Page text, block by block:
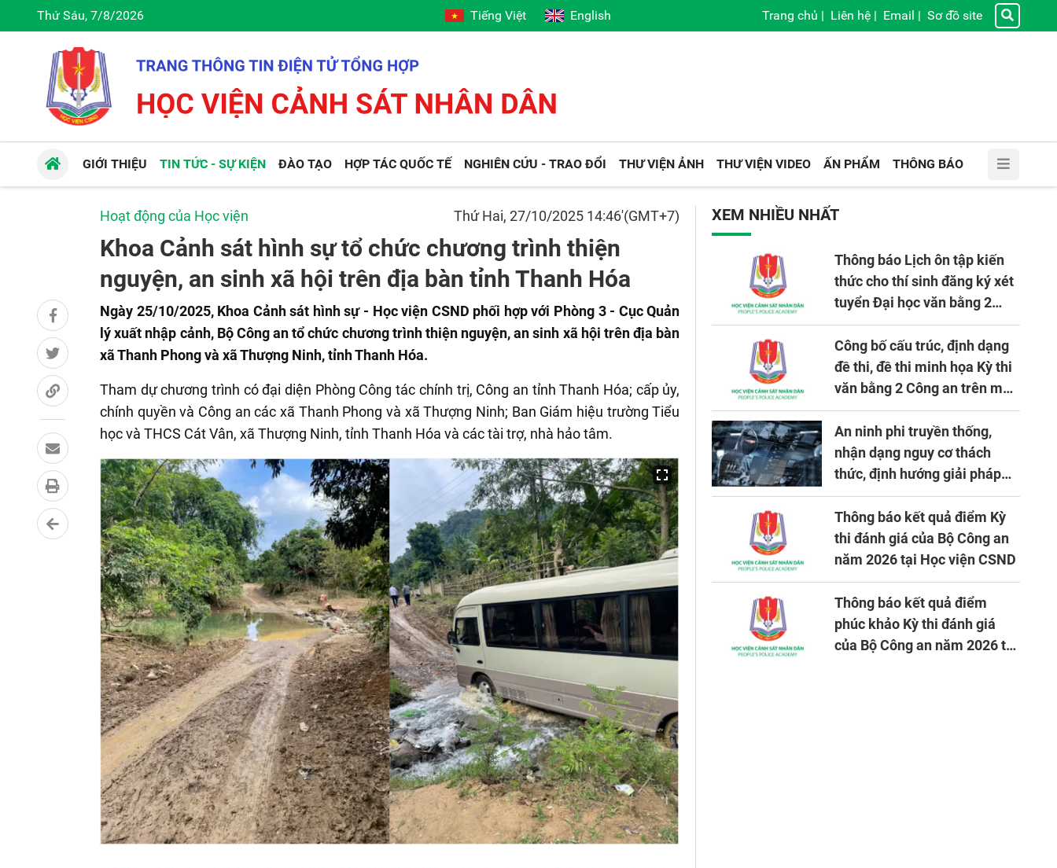
Thứ Sáu, 7/8/2026 Tiếng Việt English Trang chủ | Liên hệ | Email | Sơ đồ site
GIỚI THIỆU TIN TỨC - SỰ KIỆN ĐÀO TẠO HỢP TÁC QUỐC TẾ NGHIÊN CỨU - TRAO ĐỔI THƯ VIỆN ẢNH THƯ VIỆN VIDEO ẤN PHẨM THÔNG BÁO
Hoạt động của Học viện Thứ Hai, 27/10/2025 14:46'(GMT+7)
Khoa Cảnh sát hình sự tổ chức chương trình thiện
nguyện, an sinh xã hội trên địa bàn tỉnh Thanh Hóa
Ngày 25/10/2025, Khoa Cảnh sát hình sự - Học viện CSND phối hợp với Phòng 3 - Cục Quản
lý xuất nhập cảnh, Bộ Công an tổ chức chương trình thiện nguyện, an sinh xã hội trên địa bàn
xã Thanh Phong và xã Thượng Ninh, tỉnh Thanh Hóa.
Tham dự chương trình có đại diện Phòng Công tác chính trị, Công an tỉnh Thanh Hóa; cấp ủy,
chính quyền và Công an các xã Thanh Phong và xã Thượng Ninh; Ban Giám hiệu trường Tiểu
học và THCS Cát Vân, xã Thượng Ninh, tỉnh Thanh Hóa và các tài trợ, nhà hảo tâm.
XEM NHIỀU NHẤT
Thông báo Lịch ôn tập kiến
thức cho thí sinh đăng ký xét
tuyển Đại học văn bằng 2
tuyển mới, mở tại Học viện
CSND năm học 2026 - 2027
Công bố cấu trúc, định dạng
đề thi, đề thi minh họa Kỳ thi
văn bằng 2 Công an trên máy
tính
An ninh phi truyền thống,
nhận dạng nguy cơ thách
thức, định hướng giải pháp
đảm bảo an ninh quốc gia
trong tình hình hiện nay
Thông báo kết quả điểm Kỳ
thi đánh giá của Bộ Công an
năm 2026 tại Học viện CSND
Thông báo kết quả điểm
phúc khảo Kỳ thi đánh giá
của Bộ Công an năm 2026 tại